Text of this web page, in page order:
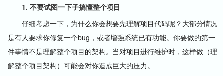
1. 不要试图一下子搞懂整个项目
仔细考虑一下，为什么你会想要先理解项目代码呢？大部分情况
是有人要求你修复一个bug，或者增强系统已有功能。你要做的第一
件事情不是理解整个项目的架构。当对项目进行维护时，这样做（理
解整个项目架构）可能会对你造成巨大的压力。